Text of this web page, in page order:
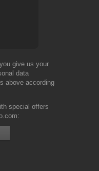
give us your
data
above according
special offers